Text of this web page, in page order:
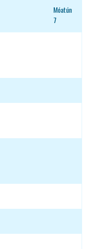
Móatún
7